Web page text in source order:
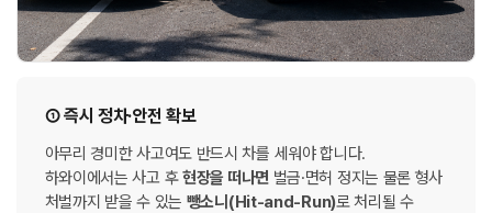
① 즉시 정차·안전 확보
아무리 경미한 사고여도 반드시 차를 세워야 합니다.
하와이에서는 사고 후현장을 떠나면 벌금·면허 정지는 물론 형사
처벌까지 받을 수 있는 뺑소니(Hit-and-Run)로 처리될 수